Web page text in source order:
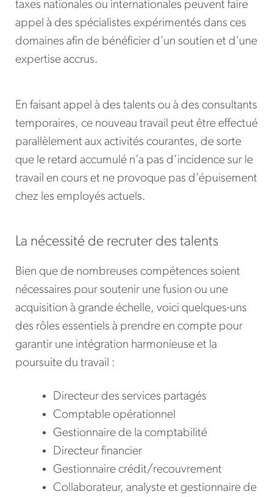
taxes nationales ou internationales peuvent faire
appel à des spécialistes expérimentés dans ces
domaines afin de bénéficier d’un soutien et d’une
expertise accrus.
En faisant appel à des talents ou à des consultants
temporaires, ce nouveau travail peut être effectué
parallèlement aux activités courantes, de sorte
que le retard accumulé n’a pas d’incidence sur le
travail en cours et ne provoque pas d’épuisement
chez les employés actuels.
La nécessité de recruter des talents
Bien que de nombreuses compétences soient
nécessaires pour soutenir une fusion ou une
acquisition à grande échelle, voici quelques-uns
des rôles essentiels à prendre en compte pour
garantir une intégration harmonieuse et la
poursuite du travail :
Directeur des services partagés
Comptable opérationnel
Gestionnaire de la comptabilité
Directeur financier
Gestionnaire crédit/recouvrement
Collaborateur, analyste et gestionnaire de